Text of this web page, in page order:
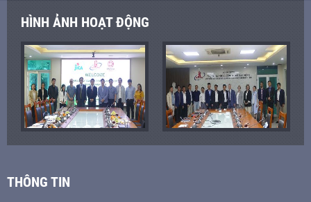
HÌNH ẢNH HOẠT ĐỘNG
THÔNG TIN